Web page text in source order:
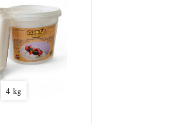
4 kg